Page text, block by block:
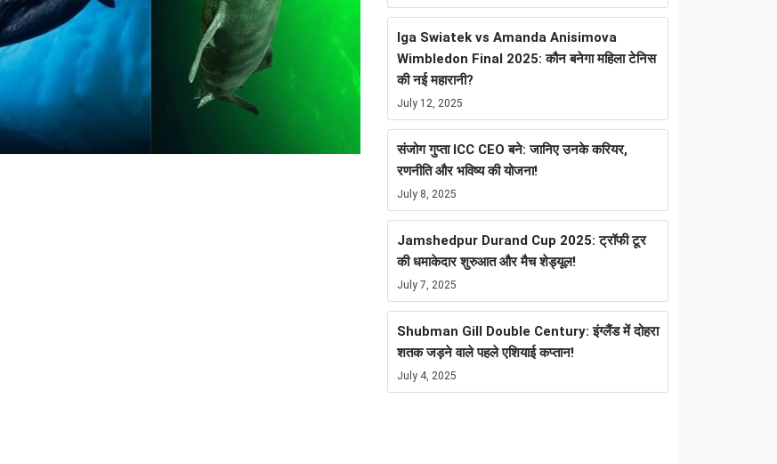
Iga Swiatek vs Amanda Anisimova
Wimbledon Final 2025: कौन बनेगा महिला टेनिस
की नई महारानी?
July 12, 2025
संजोग गुप्ता ICC CEO बने: जानिए उनके करियर,
रणनीति और भविष्य की योजना!
July 8, 2025
Jamshedpur Durand Cup 2025: ट्रॉफी टूर
की धमाकेदार शुरुआत और मैच शेड्यूल!
July 7, 2025
Shubman Gill Double Century: इंग्लैंड में दोहरा
शतक जड़ने वाले पहले एशियाई कप्तान!
July 4, 2025